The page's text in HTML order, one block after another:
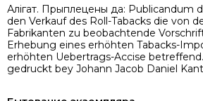
Алігат. Прыплецены да: Publicandum
den Verkauf des Roll-Tabacks die von
Fabrikanten zu beobachtende
Erhebung eines erhöhten Tabacks-
erhöhten Uebertrags-Accise
gedruckt bey Johann Jacob Daniel